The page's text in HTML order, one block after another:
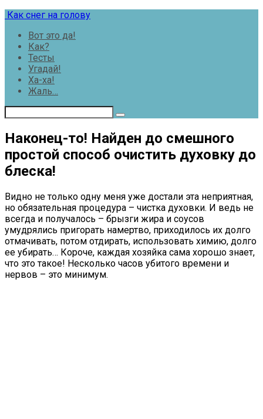
Перейти
контенту
Как снег на голову
Вот это да!
Как?
Тесты
Угадай!
Ха-ха!
Жаль…
Наконец-то! Найден до смешного
простой способ очистить духовку до
блеска!
Видно не только одну меня уже достали эта неприятная,
но обязательная процедура – чистка духовки. И ведь не
всегда и получалось – брызги жира и соусов
умудрялись пригорать намертво, приходилось их долго
отмачивать, потом отдирать, использовать химию, долго
ее убирать… Короче, каждая хозяйка сама хорошо знает,
что это такое! Несколько часов убитого времени и
нервов – это минимум.